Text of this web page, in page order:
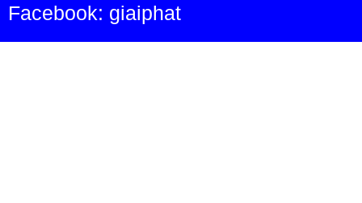
Facebook: giaiphat